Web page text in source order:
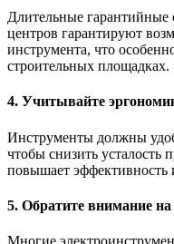
Длительные
центров гарантируют
инструмента, что
строительных площадках.
4. Учитывайте
Инструменты должны
чтобы снизить усталость
повышает эффективность
5. Обратите внимание